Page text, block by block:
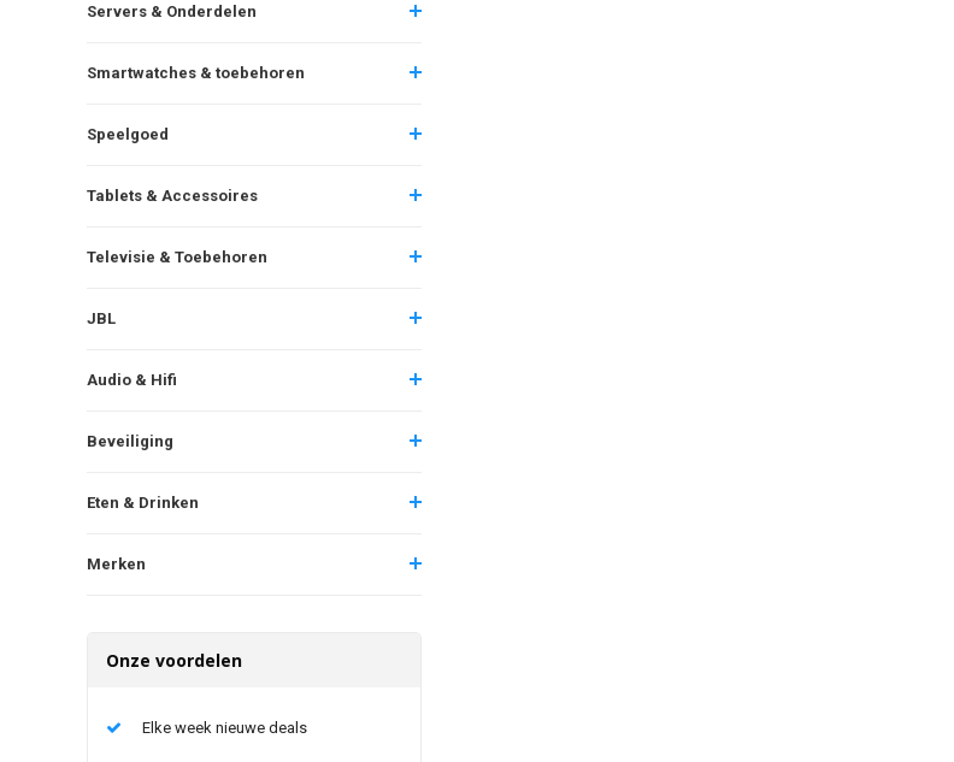
Servers & Onderdelen
Smartwatches & toebehoren
Speelgoed
Tablets & Accessoires
Televisie & Toebehoren
JBL
Audio & Hifi
Beveiliging
Eten & Drinken
Merken
Onze voordelen
Elke week nieuwe deals